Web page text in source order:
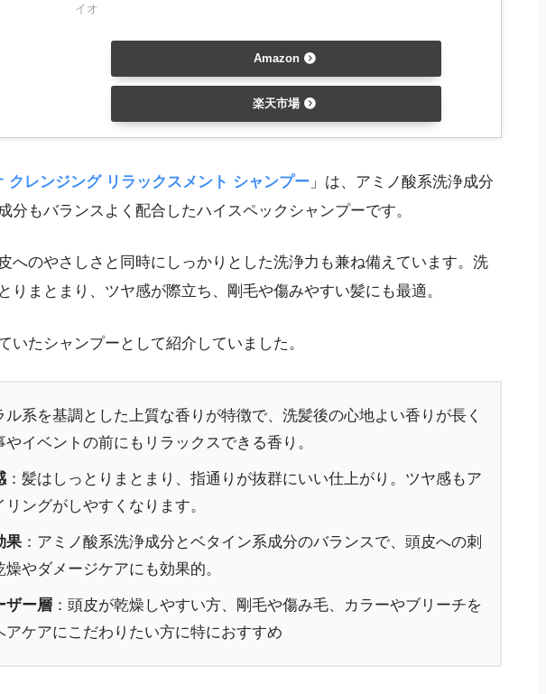
イオ
Amazon
楽天市場
クレンジング リラックスメント シャンプー 」は、アミノ酸系洗浄成分
分もバランスよく配合したハイスペックシャンプーです。
へのやさしさと同時にしっかりとした洗浄力も兼ね備えています。洗
りまとまり、ツヤ感が際立ち、剛毛や傷みやすい髪にも最適。
いたシャンプーとして紹介していました。
ル系を基調とした上質な香りが特徴で、洗髪後の心地よい香りが長く
イベントの前にもリラックスできる香り。
：髪はしっとりまとまり、指通りが抜群にいい仕上がり。ツヤ感もア
ングがしやすくなります。
果 ：アミノ酸系洗浄成分とベタイン系成分のバランスで、頭皮への刺
やダメージケアにも効果的。
ザー層 ：頭皮が乾燥しやすい方、剛毛や傷み毛、カラーやブリーチを
アケアにこだわりたい方に特におすすめ